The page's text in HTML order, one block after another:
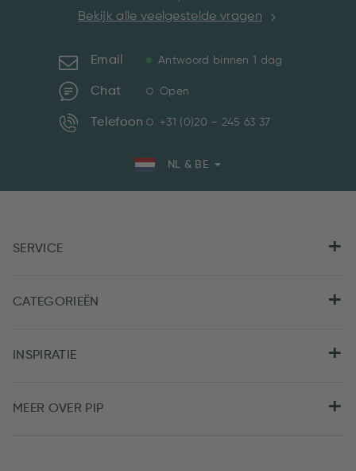
Bekijk alle veelgestelde vragen
Email Antwoord binnen 1 dag
Chat Open
Telefoon +31 (0)20 – 245 63 37
NL & BE
SERVICE
CATEGORIEËN
INSPIRATIE
MEER OVER PIP